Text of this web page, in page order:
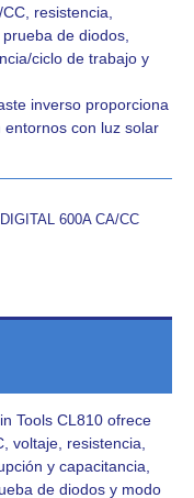
resistencia,
de diodos,
ciclo de trabajo y
inverso proporciona
entornos con luz solar
600A CA/CC
Tools CL810 ofrece
voltaje, resistencia,
y capacitancia,
de diodos y modo